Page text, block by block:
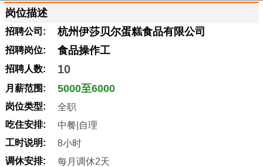
岗位描述
招聘公司: 杭州伊莎贝尔蛋糕食品有限公司
招聘岗位: 食品操作工
招聘人数: 10
月薪范围: 5000至6000
岗位类型:
全职
吃住安排:
中餐|自理
工时说明:
8小时
调休安排:
每月调休2天